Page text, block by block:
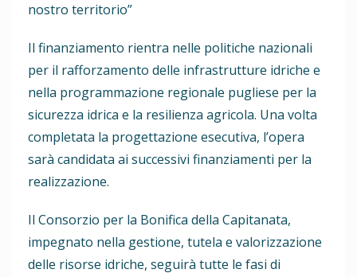
nostro territorio”
Il finanziamento rientra nelle politiche nazionali
per il rafforzamento delle infrastrutture idriche e
nella programmazione regionale pugliese per la
sicurezza idrica e la resilienza agricola. Una volta
completata la progettazione esecutiva, l’opera
sarà candidata ai successivi finanziamenti per la
realizzazione.
Il Consorzio per la Bonifica della Capitanata,
impegnato nella gestione, tutela e valorizzazione
delle risorse idriche, seguirà tutte le fasi di